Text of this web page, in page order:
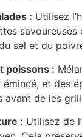
: Utilisez
savoureuses
sel et du
poissons :
émincé, et des
avant de les
: Utilisez de